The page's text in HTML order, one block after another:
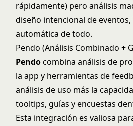
rápidamente) pero análisis
diseño intencional de
automática de todo.
Pendo (Análisis Combinado +
Pendocombina análisis de
la app y herramientas de
análisis de uso más la
tooltips, guías y encuestas
Esta integración es valiosa